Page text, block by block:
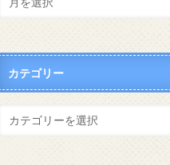
カテゴリー